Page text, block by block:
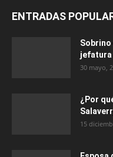
ENTRADAS
jefatura
30 mayo,
¿Por
15